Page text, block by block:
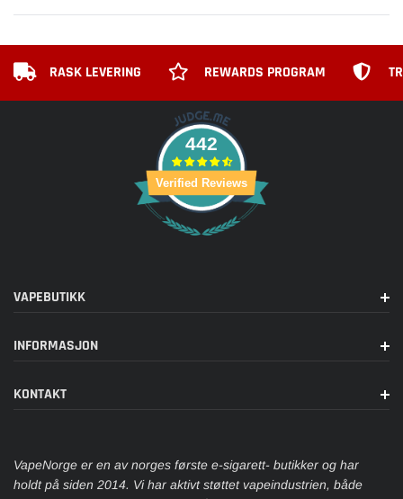
RASK LEVERING REWARDS PROGRAM
442
Verified Reviews
VAPEBUTIKK
INFORMASJON
KONTAKT
VapeNorge er en av norges første e-sigarett- butikker og har
holdt på siden 2014. Vi har aktivt støttet vapeindustrien, både